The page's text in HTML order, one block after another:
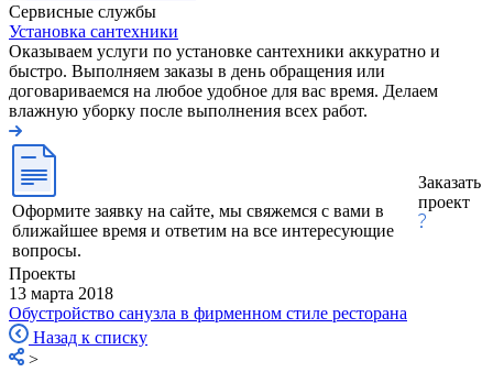
Сервисные службы
Установка сантехники
Оказываем услуги по установке сантехники аккуратно и
быстро. Выполняем заказы в день обращения или
договариваемся на любое удобное для вас время. Делаем
влажную уборку после выполнения всех работ.
Оформите заявку на сайте, мы свяжемся с вами в
ближайшее время и ответим на все интересующие
вопросы.
Заказать
проект
Проекты
13 марта 2018
Обустройство санузла в фирменном стиле ресторана
Назад к списку
>